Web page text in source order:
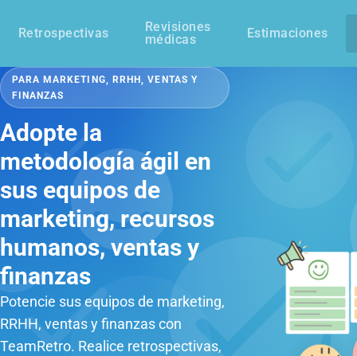
Retrospectivas
Revisiones
médicas
Estimaciones
PARA MARKETING, RRHH, VENTAS Y
FINANZAS
Adopte la
metodología ágil en
sus equipos de
marketing, recursos
humanos, ventas y
finanzas
Potencie sus equipos de marketing,
RRHH, ventas y finanzas con
TeamRetro. Realice retrospectivas,